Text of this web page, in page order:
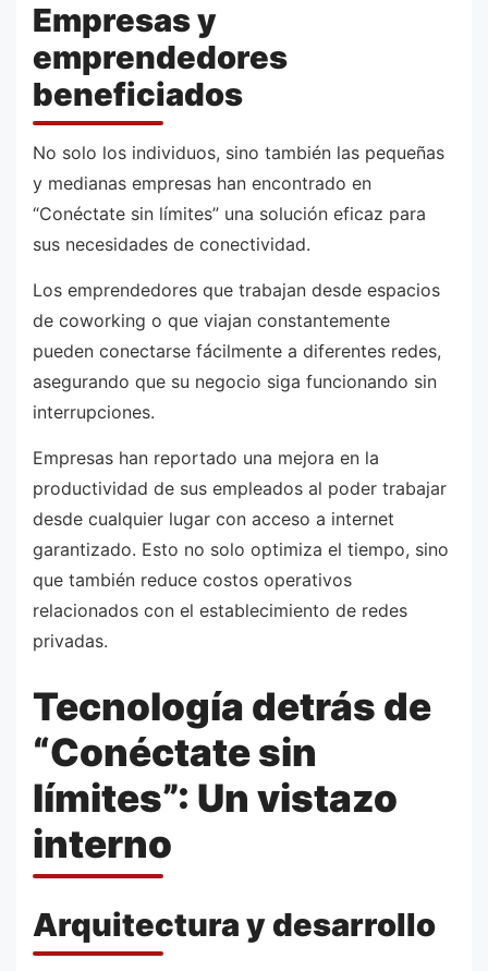
Empresas y
emprendedores
beneficiados
No solo los individuos, sino también las pequeñas
y medianas empresas han encontrado en
“Conéctate sin límites” una solución eficaz para
sus necesidades de conectividad.
Los emprendedores que trabajan desde espacios
de coworking o que viajan constantemente
pueden conectarse fácilmente a diferentes redes,
asegurando que su negocio siga funcionando sin
interrupciones.
Empresas han reportado una mejora en la
productividad de sus empleados al poder trabajar
desde cualquier lugar con acceso a internet
garantizado. Esto no solo optimiza el tiempo, sino
que también reduce costos operativos
relacionados con el establecimiento de redes
privadas.
Tecnología detrás de
“Conéctate sin
límites”: Un vistazo
interno
Arquitectura y desarrollo